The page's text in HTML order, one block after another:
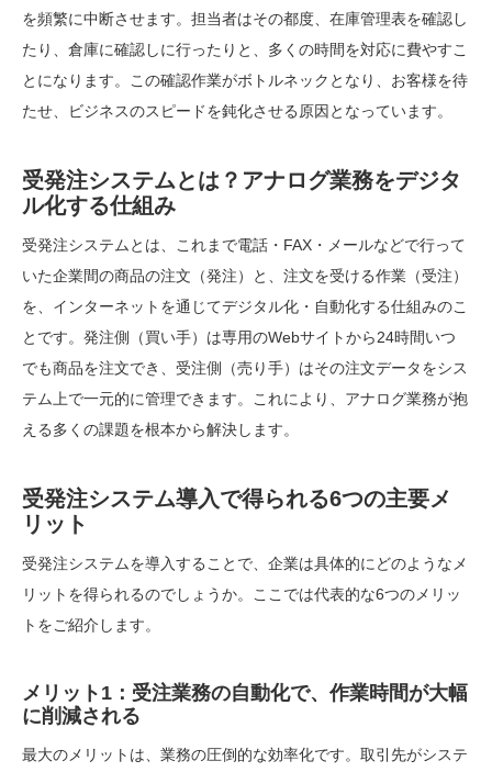
を頻繁に中断させます。担当者はその都度、在庫管理表を確認し
たり、倉庫に確認しに行ったりと、多くの時間を対応に費やすこ
とになります。この確認作業がボトルネックとなり、お客様を待
たせ、ビジネスのスピードを鈍化させる原因となっています。
受発注システムとは？アナログ業務をデジタ
ル化する仕組み
受発注システムとは、これまで電話・FAX・メールなどで行って
いた企業間の商品の注文（発注）と、注文を受ける作業（受注）
を、インターネットを通じてデジタル化・自動化する仕組みのこ
とです。発注側（買い手）は専用のWebサイトから24時間いつ
でも商品を注文でき、受注側（売り手）はその注文データをシス
テム上で一元的に管理できます。これにより、アナログ業務が抱
える多くの課題を根本から解決します。
受発注システム導入で得られる6つの主要メ
リット
受発注システムを導入することで、企業は具体的にどのようなメ
リットを得られるのでしょうか。ここでは代表的な6つのメリッ
トをご紹介します。
メリット1：受注業務の自動化で、作業時間が大幅
に削減される
最大のメリットは、業務の圧倒的な効率化です。取引先がシステ